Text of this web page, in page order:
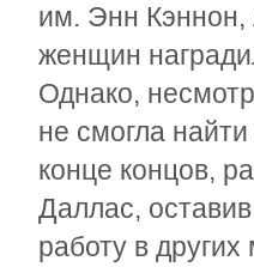
им. Энн Кэннон,
женщин
Однако,
не смогла
конце концов,
Даллас,
работу в